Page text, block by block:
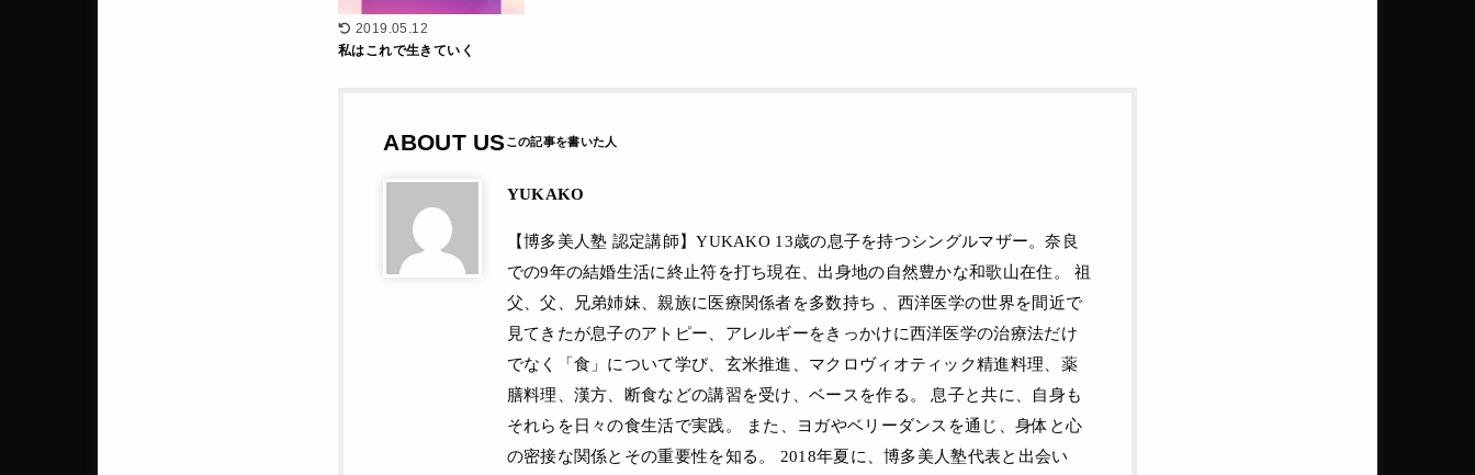
2019.05.12
私はこれで生きていく
ABOUT US
YUKAKO
【博多美人塾 認定講師】YUKAKO 13歳の息子を持つシングルマザー。奈良
での9年の結婚生活に終止符を打ち現在、出身地の自然豊かな和歌山在住。 祖
父、父、兄弟姉妹、親族に医療関係者を多数持ち 、西洋医学の世界を間近で
見てきたが息子のアトピー、アレルギーをきっかけに西洋医学の治療法だけ
でなく「食」について学び、玄米推進、マクロヴィオティック精進料理、薬
膳料理、漢方、断食などの講習を受け、ベースを作る。 息子と共に、自身も
それらを日々の食生活で実践。 また、ヨガやベリーダンスを通じ、身体と心
の密接な関係とその重要性を知る。 2018年夏に、博多美人塾代表と出会い